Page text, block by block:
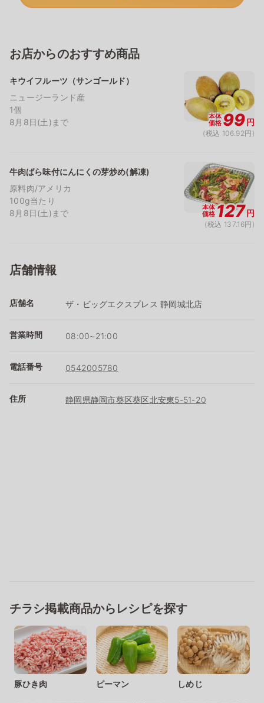
お店からのおすすめ商品
キウイフルーツ（サンゴールド）
ニュージーランド産
1個
8月8日(土)まで
本体
価格99円
(税込 106.92円)
牛肉ばら味付にんにくの芽炒め(解凍)
原料肉/アメリカ
100g当たり
8月8日(土)まで
本体
価格127円
(税込 137.16円)
店舗情報
店舗名 ザ・ビッグエクスプレス 静岡城北店
営業時間 08:00~21:00
電話番号 0542005780
住所 静岡県静岡市葵区葵区北安東5-51-20
チラシ掲載商品からレシピを探す
豚ひき肉 ピーマン しめじ